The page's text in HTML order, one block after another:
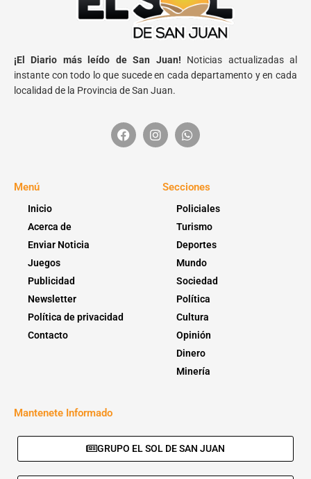
¡El Diario más leído de San Juan! Noticias actualizadas al
instante con todo lo que sucede en cada departamento y en cada
localidad de la Provincia de San Juan.
Menú
Inicio
Acerca de
Enviar Noticia
Juegos
Publicidad
Newsletter
Política de privacidad
Contacto
Secciones
Policiales
Turismo
Deportes
Mundo
Sociedad
Política
Cultura
Opinión
Dinero
Minería
Mantenete Informado
GRUPO EL SOL DE SAN JUAN